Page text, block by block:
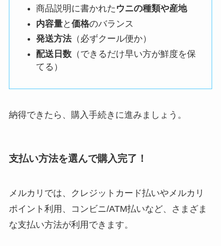
商品説明に書かれた ウニの種類や産地
内容量と 価格のバランス
発送方法（必ずクール便か）
配送日数（できるだけ早い方が鮮度を保
てる）
納得できたら、購入手続きに進みましょう。
支払い方法を選んで購入完了！
メルカリでは、クレジットカード払いやメルカリ
ポイント利用、コンビニ/ATM払いなど、さまざま
な支払い方法が利用できます。